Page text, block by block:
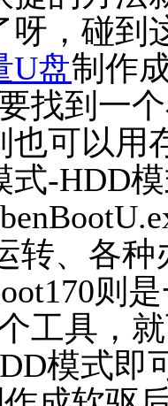
呀，碰到
U盘制作
找到一
也可以用
式-HDD
转、各
则
工具，
模式即